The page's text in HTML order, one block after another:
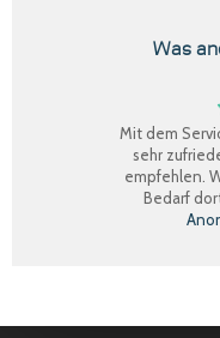
Was
Mit dem
sehr
empfehlen.
Bedarf